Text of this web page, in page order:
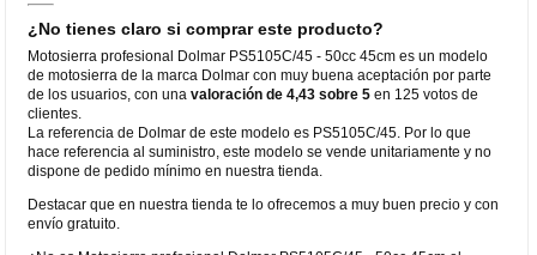
¿No tienes claro si comprar este producto?
Motosierra profesional Dolmar PS5105C/45 - 50cc 45cm es un modelo
de motosierra de la marca Dolmar con muy buena aceptación por parte
de los usuarios, con unavaloración de 4,43 sobre 5 en 125 votos de
clientes.
La referencia de Dolmar de este modelo es PS5105C/45. Por lo que
hace referencia al suministro, este modelo se vende unitariamente y no
dispone de pedido mínimo en nuestra tienda.
Destacar que en nuestra tienda te lo ofrecemos a muy buen precio y con
envío gratuito.